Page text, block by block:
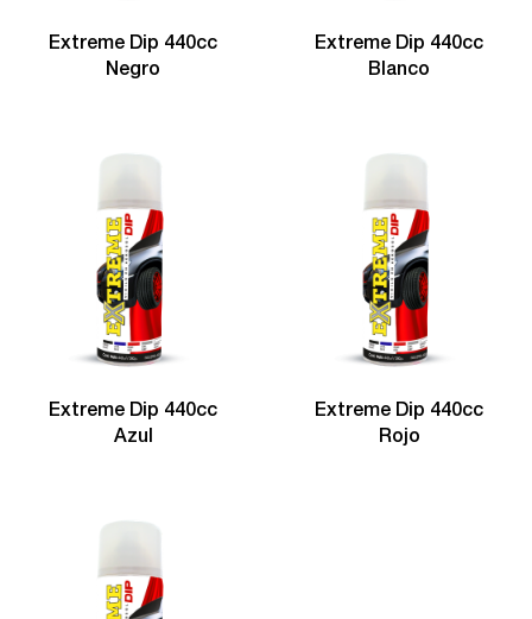
Extreme Dip 440cc
Negro
Extreme Dip 440cc
Blanco
Extreme Dip 440cc
Azul
Extreme Dip 440cc
Rojo